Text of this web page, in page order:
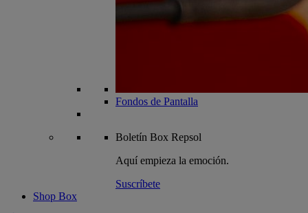
Fondos de Pantalla
Boletín Box Repsol
Aquí empieza la emoción.
Suscríbete
Shop Box